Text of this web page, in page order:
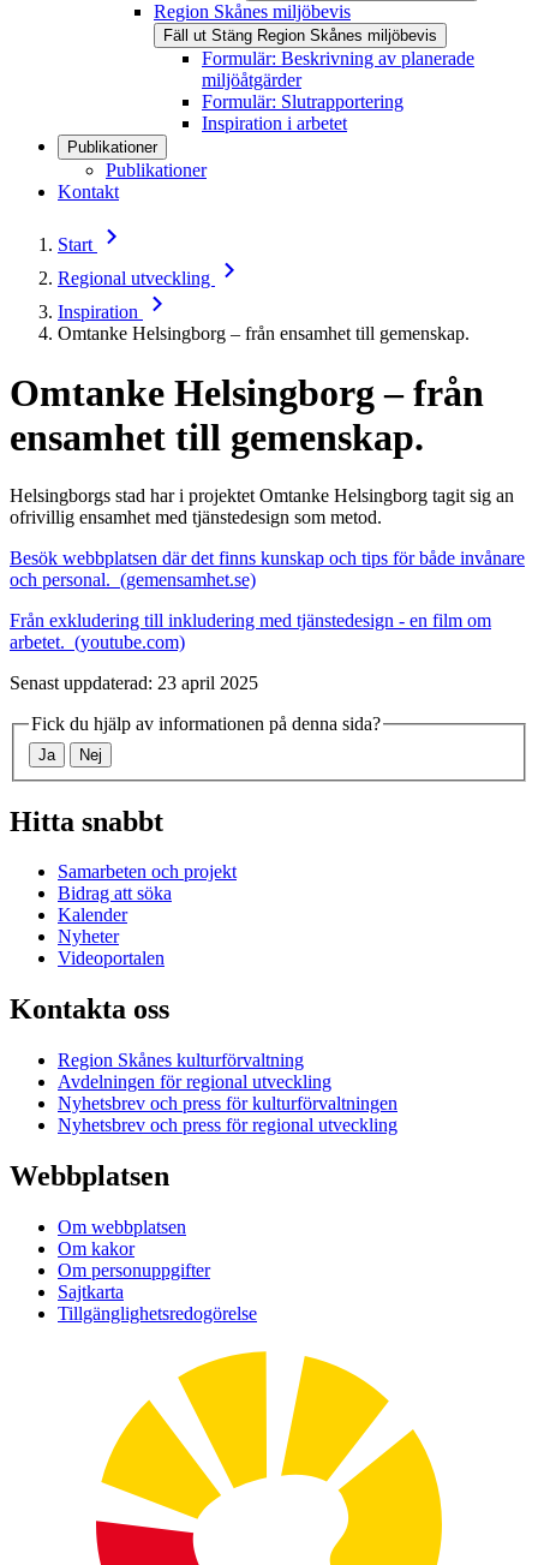
Region Skånes miljöbevis
Fäll ut Stäng Region Skånes miljöbevis
Formulär: Beskrivning av planerade
miljöåtgärder
Formulär: Slutrapportering
Inspiration i arbetet
Publikationer
Publikationer
Kontakt
Start
Regional utveckling
Inspiration
Omtanke Helsingborg – från ensamhet till gemenskap.
Omtanke Helsingborg – från
ensamhet till gemenskap.
Helsingborgs stad har i projektet Omtanke Helsingborg tagit sig an
ofrivillig ensamhet med tjänstedesign som metod.
Besök webbplatsen där det finns kunskap och tips för både invånare
och personal. (gemensamhet.se)
Från exkludering till inkludering med tjänstedesign - en film om
arbetet. (youtube.com)
Senast uppdaterad: 23 april 2025
Fick du hjälp av informationen på denna sida?
Ja Nej
Hitta snabbt
Samarbeten och projekt
Bidrag att söka
Kalender
Nyheter
Videoportalen
Kontakta oss
Region Skånes kulturförvaltning
Avdelningen för regional utveckling
Nyhetsbrev och press för kulturförvaltningen
Nyhetsbrev och press för regional utveckling
Webbplatsen
Om webbplatsen
Om kakor
Om personuppgifter
Sajtkarta
Tillgänglighetsredogörelse